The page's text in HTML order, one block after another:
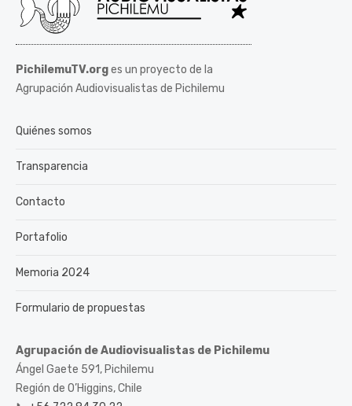
PichilemuTV.orges un proyecto de la
Agrupación Audiovisualistas de Pichilemu
Quiénes somos
Transparencia
Contacto
Portafolio
Memoria 2024
Formulario de propuestas
Agrupación de Audiovisualistas de Pichilemu
Ángel Gaete 591, Pichilemu
Región de O’Higgins, Chile